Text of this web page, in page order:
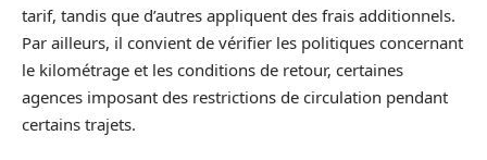
tarif, tandis que d’autres appliquent des frais additionnels.
Par ailleurs, il convient de vérifier les politiques concernant
le kilométrage et les conditions de retour, certaines
agences imposant des restrictions de circulation pendant
certains trajets.